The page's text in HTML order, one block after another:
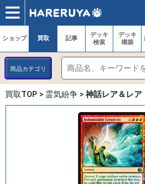
ショップ
買取
記事
デッキ検索
デッキ構築
選手一覧
店舗一覧
イベント
ヘルプ
お問い合わせ ログイン／
マイページ
ショップ 買取 記事
デッキ
検索
デッキ
構築
商品カテゴリ
買取TOP > 霊気紛争 > 神話レア＆レア